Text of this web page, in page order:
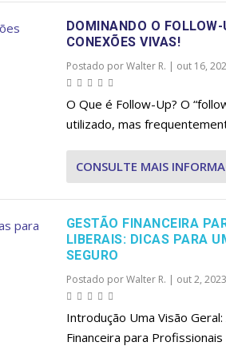
DOMINANDO O
CONEXÕES VIVAS!
Postado porWalter R. | out 16,
O Que é Follow-Up? O
utilizado, mas
CONSULTE MAIS
GESTÃO FINANCEIRA
LIBERAIS: DICAS PARA
SEGURO
Postado porWalter R. | out 2, 2023
Introdução Uma Visão
Financeira para Profissionais